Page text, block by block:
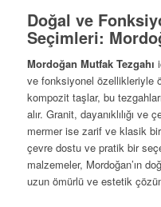
Doğal ve
Seçimleri:
Mordoğan Mutfak Tezgahı
ve fonksiyonel özellikleriyle
kompozit taşlar, bu
alır. Granit, dayanıklılığı
mermer ise zarif ve klasik
çevre dostu ve pratik bir
malzemeler, Mordoğan’ın
uzun ömürlü ve estetik